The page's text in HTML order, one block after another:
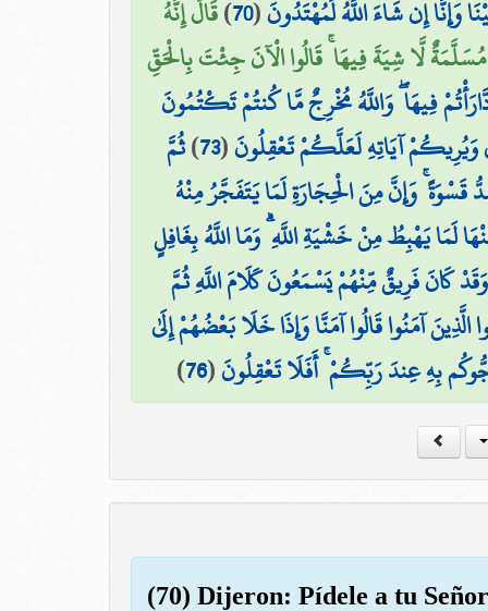
وَإِنَّا إِن شَاءَ اللَّهُ لَمُهْتَدُونَ(
70
)قَالَ إِنَّهُ
لَّا شِيَةَ فِيهَا ۚ قَالُوا الْآنَ جِئْتَ بِالْحَقِّ
فِيهَا ۖ وَاللَّهُ مُخْرِجٌ مَّا كُنتُمْ تَكْتُمُونَ
وَيُرِيكُمْ آيَاتِهِ لَعَلَّكُمْ تَعْقِلُونَ(
73
)ثُمَّ
وَإِنَّ مِنَ الْحِجَارَةِ لَمَا يَتَفَجَّرُ مِنْهُ
لَمَا يَهْبِطُ مِنْ خَشْيَةِ اللَّهِ ۗ وَمَا اللَّهُ بِغَافِلٍ
كَانَ فَرِيقٌ مِّنْهُمْ يَسْمَعُونَ كَلَامَ اللَّهِ ثُمَّ
الَّذِينَ آمَنُوا قَالُوا آمَنَّا وَإِذَا خَلَا بَعْضُهُمْ إِلَىٰ
بِهِ عِندَ رَبِّكُمْ ۚ أَفَلَا تَعْقِلُونَ(
76
)
(70) Dijeron: Pídele a tu